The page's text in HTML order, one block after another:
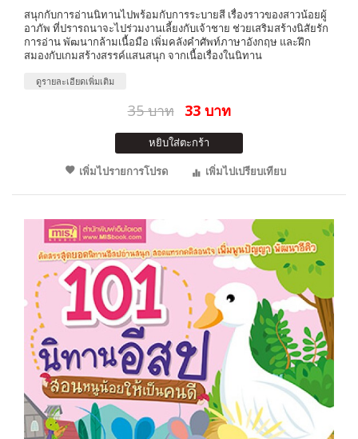
สนุกกับการอ่านนิทานไปพร้อมกับการระบายสี เรื่องราวของสาวน้อยผู้
อาภัพ ที่ปรารถนาจะไปร่วมงานเลี้ยงกับเจ้าชาย ช่วยเสริมสร้างนิสัยรัก
การอ่าน พัฒนากล้ามเนื้อมือ เพิ่มคลังคำศัพท์ภาษาอังกฤษ และฝึก
สมองกับเกมสร้างสรรค์แสนสนุก จากเนื้อเรื่องในนิทาน
ดูรายละเอียดเพิ่มเติม
35 บาท 33 บาท
หยิบใส่ตะกร้า
เพิ่มไปรายการโปรด
เพิ่มไปเปรียบเทียบ